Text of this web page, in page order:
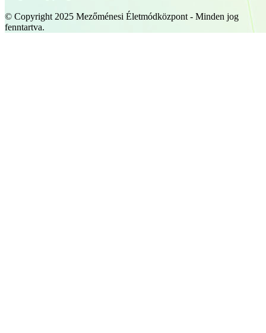
© Copyright 2025 Mezőménesi Életmódközpont - Minden jog
fenntartva.